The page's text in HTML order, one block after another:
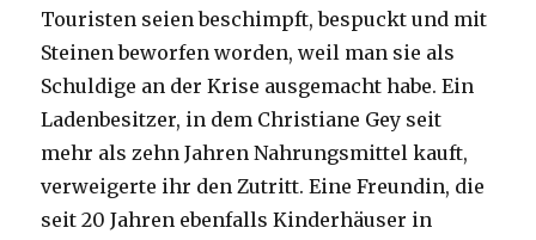
Touristen seien beschimpft, bespuckt und mit
Steinen beworfen worden, weil man sie als
Schuldige an der Krise ausgemacht habe. Ein
Ladenbesitzer, in dem Christiane Gey seit
mehr als zehn Jahren Nahrungsmittel kauft,
verweigerte ihr den Zutritt. Eine Freundin, die
seit 20 Jahren ebenfalls Kinderhäuser in